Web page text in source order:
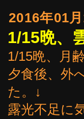
2016年01月
1/15晩、
1/15晩、月
夕食後、外
た。↓
露光不足に